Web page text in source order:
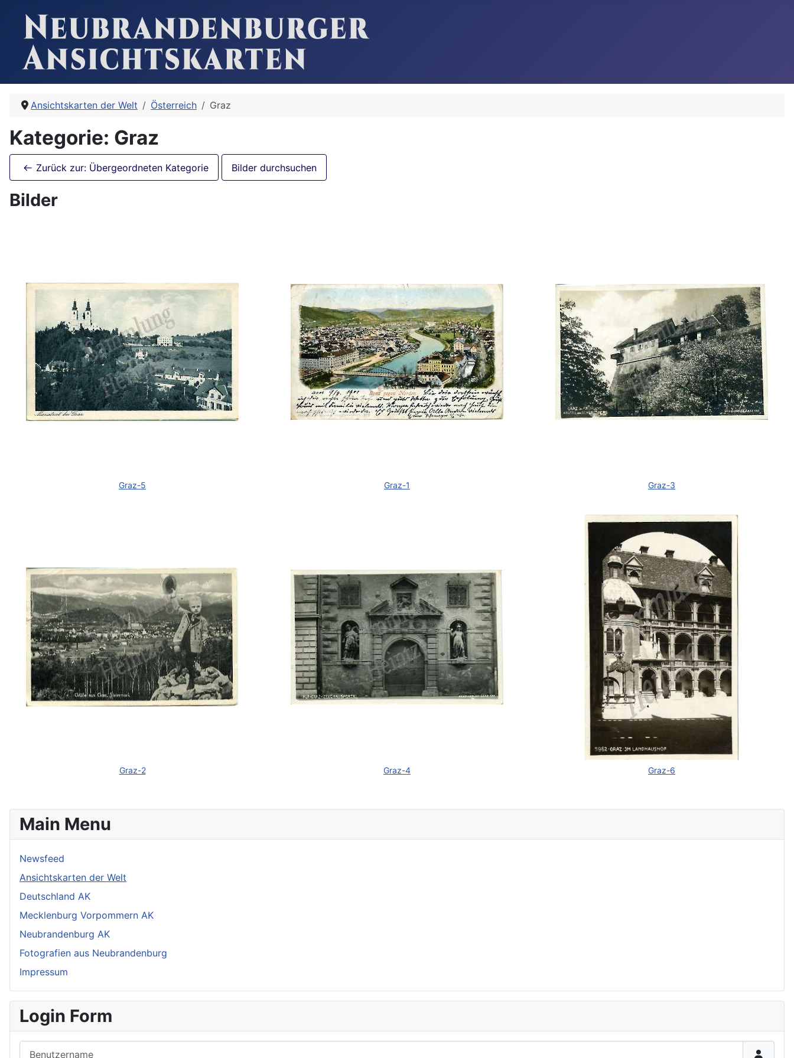
Ansichtskarten der Welt Österreich Graz
Kategorie: Graz
Zurück zur: Übergeordneten Kategorie Bilder durchsuchen
Bilder
Graz-5 Graz-1 Graz-3
Graz-2 Graz-4 Graz-6
Main Menu
Newsfeed
Ansichtskarten der Welt
Deutschland AK
Mecklenburg Vorpommern AK
Neubrandenburg AK
Fotografien aus Neubrandenburg
Impressum
Login Form